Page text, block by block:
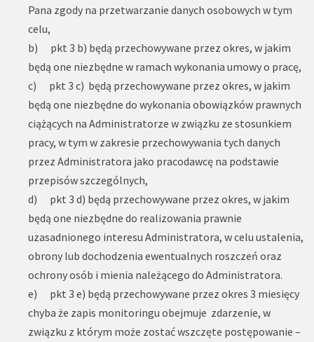
Pana zgody na przetwarzanie danych osobowych w tym
celu,
b) pkt 3 b) będą przechowywane przez okres, w jakim
będą one niezbędne w ramach wykonania umowy o pracę,
c) pkt 3 c) będą przechowywane przez okres, w jakim
będą one niezbędne do wykonania obowiązków prawnych
ciążących na Administratorze w związku ze stosunkiem
pracy, w tym w zakresie przechowywania tych danych
przez Administratora jako pracodawcę na podstawie
przepisów szczególnych,
d) pkt 3 d) będą przechowywane przez okres, w jakim
będą one niezbędne do realizowania prawnie
uzasadnionego interesu Administratora, w celu ustalenia,
obrony lub dochodzenia ewentualnych roszczeń oraz
ochrony osób i mienia należącego do Administratora.
e) pkt 3 e) będą przechowywane przez okres 3 miesięcy
chyba że zapis monitoringu obejmuje zdarzenie, w
związku z którym może zostać wszczęte postępowanie –